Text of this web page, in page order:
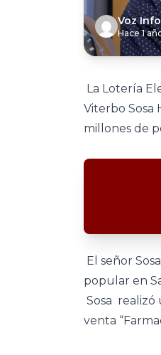
Voz
Hace 1
La Lotería
Viterbo Sosa
millones de
El señor
popular en
Sosa realizó
venta